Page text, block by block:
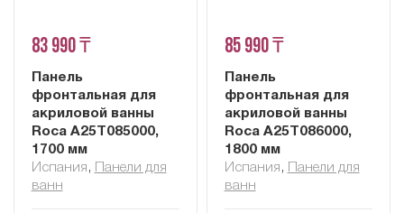
83 990 ₸
Панель
фронтальная для
акриловой ванны
Roca A25T085000,
1700 мм
Испания ,
Панели для
ванн
85 990 ₸
Панель
фронтальная для
акриловой ванны
Roca A25T086000,
1800 мм
Испания ,
Панели для
ванн